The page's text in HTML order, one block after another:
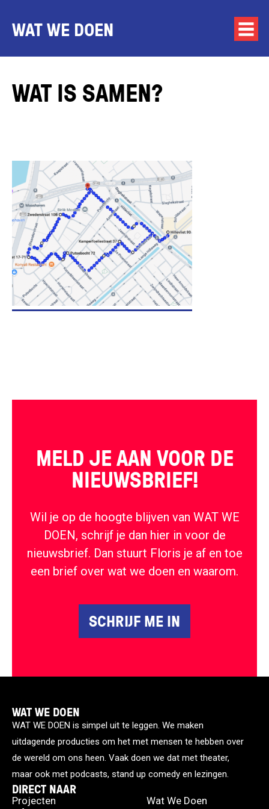
WAT WE DOEN
WAT IS SAMEN?
MELD JE AAN VOOR DE
NIEUWSBRIEF!
Wil je op de hoogte blijven van WAT WE
DOEN, schrijf je dan hier in voor de
nieuwsbrief. Dan stuurt Floris je af en toe
een brief over wat we doen en waarom.
SCHRIJF ME IN
WAT WE DOEN
WAT WE DOEN is simpel uit te leggen. We maken
uitdagende producties om het met mensen te hebben over
de wereld om ons heen. Vaak doen we dat met theater,
maar ook met podcasts, stand up comedy en lezingen.
DIRECT NAAR
Projecten
Wat We Doen